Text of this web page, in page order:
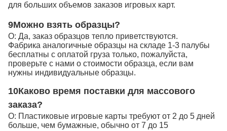
для больших объемов заказов игровых карт.
9Можно взять образцы?
О: Да, заказ образцов тепло приветствуются.
Фабрика аналогичные образцы на складе 1-3 палубы
бесплатны с оплатой груза только, пожалуйста,
проверьте с нами о стоимости образца, если вам
нужны индивидуальные образцы.
10Каково время поставки для массового
заказа?
О: Пластиковые игровые карты требуют от 2 до 5 дней
больше, чем бумажные, обычно от 7 до 15